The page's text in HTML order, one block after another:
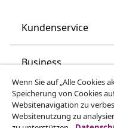
Kundenservice
Business
vidaXL
Wenn Sie auf „Alle Cookies
Speicherung von Cookies
Websitenavigation zu
Websitenutzung zu